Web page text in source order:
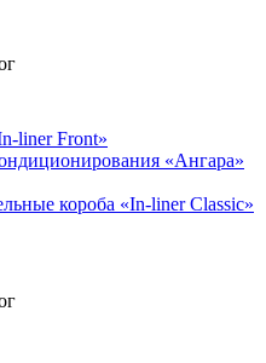
liner Front»
«Ангара»
короба «In-liner Classic»